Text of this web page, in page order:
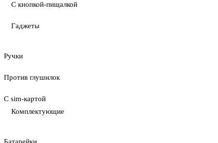
С кнопкой-пищалкой
Гаджеты
Ручки
Против глушилок
С sim-картой
Комплектующие